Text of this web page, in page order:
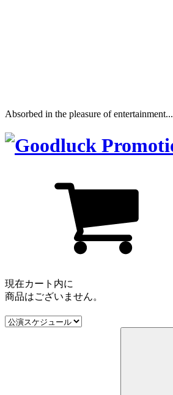
Absorbed in the pleasure of entertainment...
現在カート内に
商品はございません。